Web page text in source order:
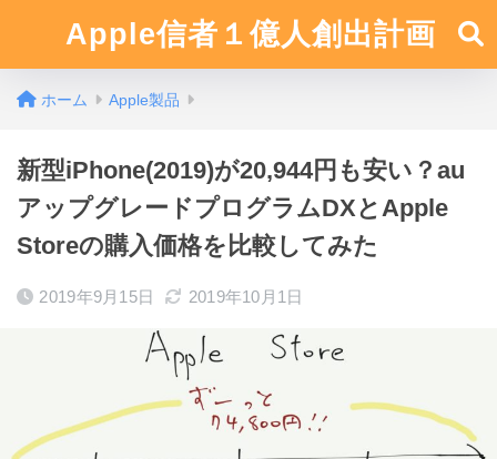
Apple信者１億人創出計画
ホーム Apple製品
新型iPhone(2019)が20,944円も安い？au
アップグレードプログラムDXとApple
Storeの購入価格を比較してみた
2019年9月15日 2019年10月1日